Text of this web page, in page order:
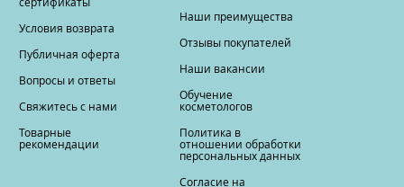
Условия возврата
Публичная оферта
Вопросы и ответы
Свяжитесь с нами
Товарные
рекомендации
Наши преимущества
Отзывы покупателей
Наши вакансии
Обучение
косметологов
Политика в
отношении обработки
персональных данных
Согласие на